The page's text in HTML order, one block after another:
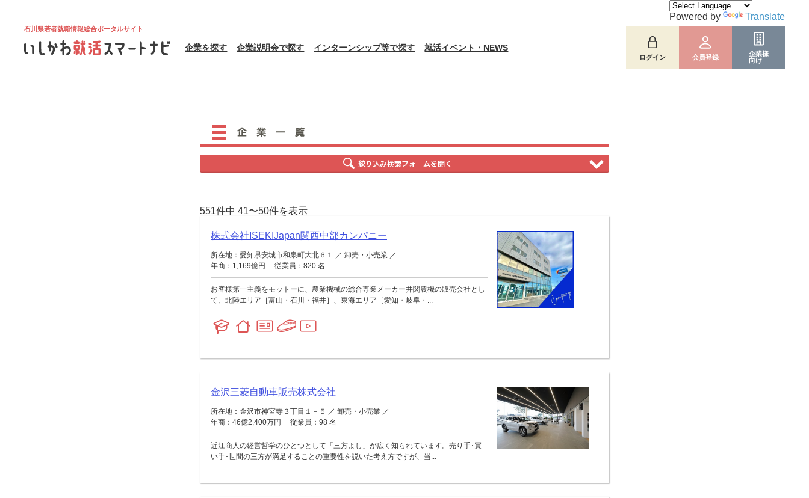
石川県若者就職情報総合ポータルサイト
企業を探す 企業説明会で探す インターンシップ等で探す 就活イベント・NEWS
ログイン 会員登録
企業様
向け
Powered by Translate
551件中 41〜50件を表示
株式会社ISEKIJapan関西中部カンパニー
所在地：愛知県安城市和泉町大北６１ ／ 卸売・小売業 ／
年商：1,169億円 従業員：820 名
お客様第一主義をモットーに、農業機械の総合専業メーカー井関農機の販売会社とし
て、北陸エリア［富山・石川・福井］、東海エリア［愛知・岐阜・...
金沢三菱自動車販売株式会社
所在地：金沢市神宮寺３丁目１－５ ／ 卸売・小売業 ／
年商：46億2,400万円 従業員：98 名
近江商人の経営哲学のひとつとして「三方よし」が広く知られています。売り手･買
い手･世間の三方が満足することの重要性を説いた考え方ですが、当...